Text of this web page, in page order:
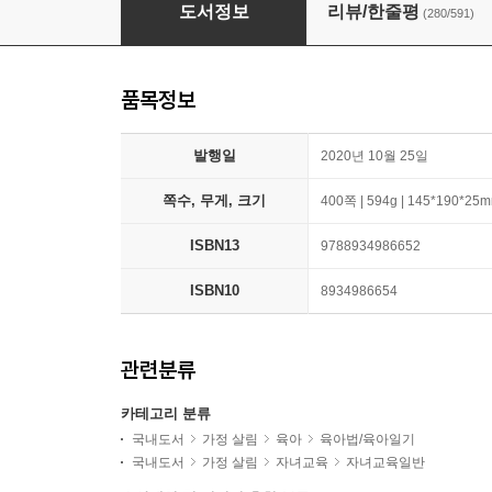
도서정보 리뷰/한줄평 (280/591)
품목정보
발행일 2020년 10월 25일
쪽수, 무게, 크기 400쪽 | 594g |
ISBN13 9788934986652
ISBN10 8934986654
관련분류
카테고리 분류
국내도서 가정 살림 육아
육아법/육아일기
국내도서
가정 살림 자녀교육 자녀교육일반